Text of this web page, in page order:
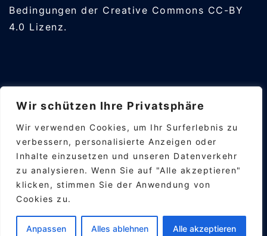
Wir schützen Ihre Privatsphäre
Wir verwenden Cookies, um Ihr Surferlebnis zu
verbessern, personalisierte Anzeigen oder
Inhalte einzusetzen und unseren Datenverkehr
zu analysieren. Wenn Sie auf "Alle akzeptieren"
klicken, stimmen Sie der Anwendung von
Cookies zu.
Anpassen Alles ablehnen Alle akzeptieren
Bedingungen der Creative Commons CC-BY
4.0 Lizenz.
Impressum
Journal
Datenschutz